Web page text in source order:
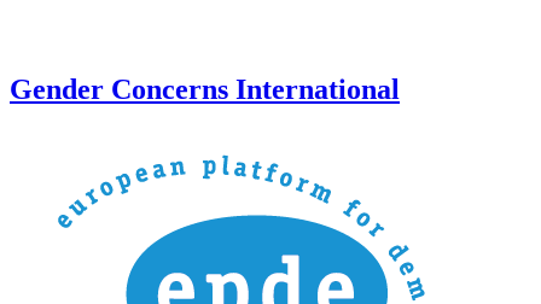
Gender Concerns International